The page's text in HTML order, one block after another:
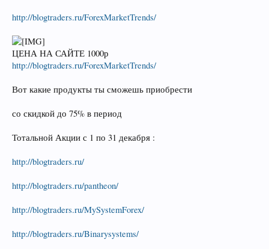
http://blogtraders.ru/ForexMarketTrends/
ЦЕНА НА САЙТЕ 1000р
http://blogtraders.ru/ForexMarketTrends/
Вот какие продукты ты сможешь приобрести
со скидкой до 75% в период
Тотальной Акции с 1 по 31 декабря :
http://blogtraders.ru/
http://blogtraders.ru/pantheon/
http://blogtraders.ru/MySystemForex/
http://blogtraders.ru/Binarysystems/